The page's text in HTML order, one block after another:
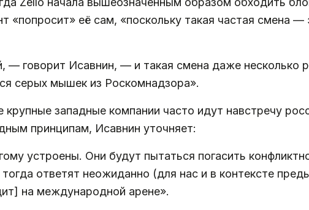
«попросит» её сам, «поскольку такая частая смена
говорит Исавнин, — и такая смена даже несколько
серых мышек из Роскомнадзора».
западные компании часто идут навстречу
принципам, Исавнин уточняет:
устроены. Они будут пытаться погасить
ответят неожиданно (для нас и в контексте
на международной арене».